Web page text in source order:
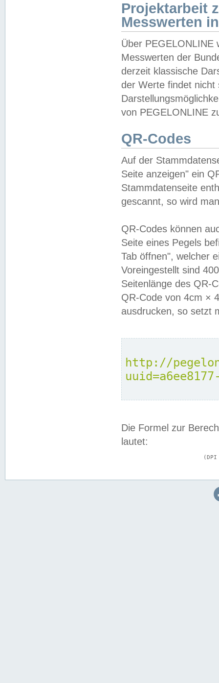
Projektarbeit
Messwerten
Über PEGELONLINE
Messwerten der
derzeit klassische
der Werte findet
von PEGELONLINE
QR-Codes
Auf der
Seite anzeigen" ein
Stammdatenseite
gescannt, so wird
QR-Codes können
Seite eines Pegels
Tab öffnen", welcher
Voreingestellt sind
Seitenlänge des QR-
QR-Code von 4cm ×
ausdrucken, so setzt
http://
Die Formel zur
lautet: